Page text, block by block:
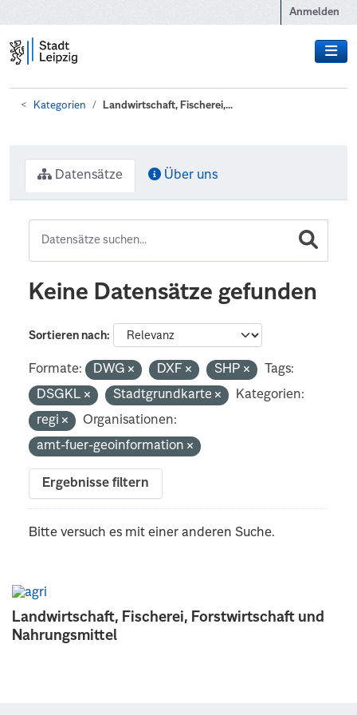
Anmelden
Kategorien Landwirtschaft, Fischerei,...
Landwirtschaft, Fischerei, Forstwirtschaft und
Nahrungsmittel
Datensätze Über uns
Keine Datensätze gefunden
Sortieren nach
Formate: DWG DXF SHP
Tags:
DSGKL
Stadtgrundkarte
Kategorien:
regi
Organisationen:
amt-fuer-geoinformation
Ergebnisse filtern
Bitte versuch es mit einer anderen Suche.